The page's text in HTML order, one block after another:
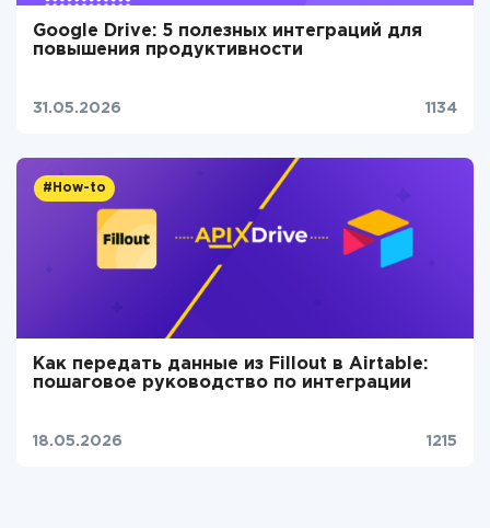
Google Drive: 5 полезных интеграций для
повышения продуктивности
31.05.2026 1134
#How-to
Как передать данные из Fillout в Airtable:
пошаговое руководство по интеграции
18.05.2026 1215